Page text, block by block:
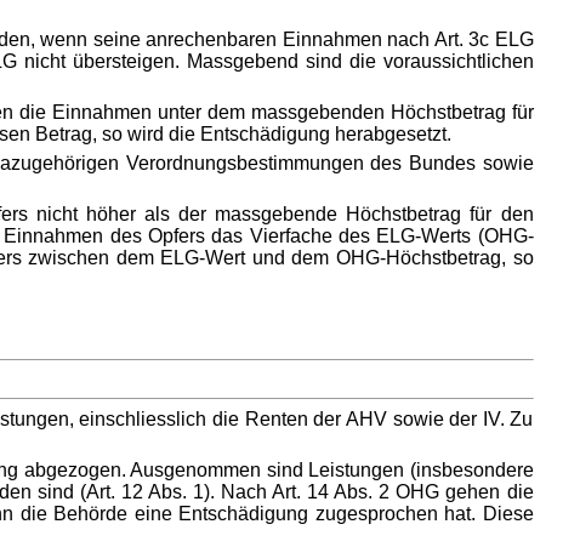
wenn seine anrechenbaren Einnahmen nach Art. 3c ELG
nicht übersteigen. Massgebend sind die voraussichtlichen
die Einnahmen unter dem massgebenden Höchstbetrag für
Betrag, so wird die Entschädigung herabgesetzt.
Verordnungsbestimmungen des Bundes sowie
nicht höher als der massgebende Höchstbetrag für den
des Opfers das Vierfache des ELG-Werts (OHG-
zwischen dem ELG-Wert und dem OHG-Höchstbetrag, so
einschliesslich die Renten der AHV sowie der IV. Zu
abgezogen. Ausgenommen sind Leistungen (insbesondere
sind (Art. 12 Abs. 1). Nach Art. 14 Abs. 2 OHG gehen die
die Behörde eine Entschädigung zugesprochen hat. Diese